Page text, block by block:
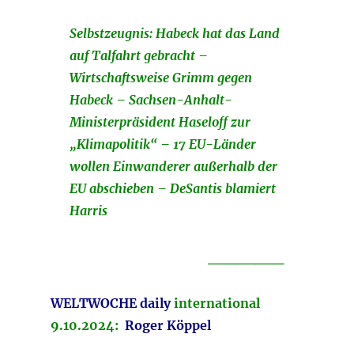
Selbstzeugnis: Habeck hat das Land
auf Talfahrt gebracht –
Wirtschaftsweise Grimm gegen
Habeck – Sachsen-Anhalt-
Ministerpräsident Haseloff zur
„Klimapolitik“ – 17 EU-Länder
wollen Einwanderer außerhalb der
EU abschieben – DeSantis blamiert
Harris
WELTWOCHE dailyinternational
9.10.2024: Roger Köppel